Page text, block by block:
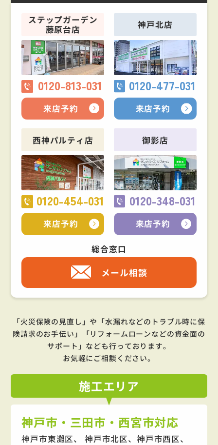
ステップガーデン
藤原台店
0120-813-031
来店予約
神戸北店
0120-477-031
来店予約
西神パルティ店
0120-454-031
来店予約
御影店
0120-348-031
来店予約
総合窓口
メール相談
「火災保険の見直し」や「水漏れなどのトラブル時に保
険請求のお手伝い」「リフォームローンなどの資金面の
サポート」 なども行っております。
お気軽にご相談ください。
施工エリア
神戸市・三田市・西宮市対応
神戸市東灘区、 神戸市北区、神戸市西区、